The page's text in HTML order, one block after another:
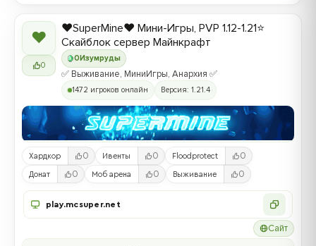
❤
0
0 Изумруды
❤️SuperMine❤️ Мини-Игры, PVP 1.12-1.21⭐
Скайблок сервер Майнкрафт
✅ Выживание, МиниИгры, Анархия ✅
1472 игроков онлайн Версия: 1.21.4
Хардкор 0 Ивенты 0 Floodprotect 0
Донат 0 Моб арена 0 Выживание 0
play.mcsuper.net
Сайт